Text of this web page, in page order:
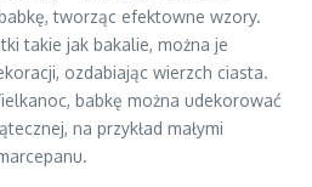
tworząc efektowne wzory.
takie jak bakalie, można je
ozdabiając wierzch ciasta.
babkę można udekorować
na przykład małymi